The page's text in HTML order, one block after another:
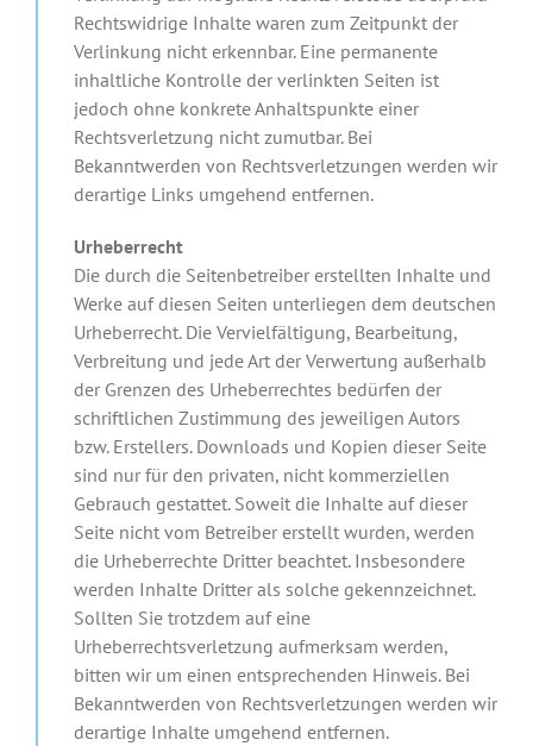
Rechtswidrige Inhalte waren zum Zeitpunkt der
Verlinkung nicht erkennbar. Eine permanente
inhaltliche Kontrolle der verlinkten Seiten ist
jedoch ohne konkrete Anhaltspunkte einer
Rechtsverletzung nicht zumutbar. Bei
Bekanntwerden von Rechtsverletzungen werden wir
derartige Links umgehend entfernen.
Urheberrecht
Die durch die Seitenbetreiber erstellten Inhalte und
Werke auf diesen Seiten unterliegen dem deutschen
Urheberrecht. Die Vervielfältigung, Bearbeitung,
Verbreitung und jede Art der Verwertung außerhalb
der Grenzen des Urheberrechtes bedürfen der
schriftlichen Zustimmung des jeweiligen Autors
bzw. Erstellers. Downloads und Kopien dieser Seite
sind nur für den privaten, nicht kommerziellen
Gebrauch gestattet. Soweit die Inhalte auf dieser
Seite nicht vom Betreiber erstellt wurden, werden
die Urheberrechte Dritter beachtet. Insbesondere
werden Inhalte Dritter als solche gekennzeichnet.
Sollten Sie trotzdem auf eine
Urheberrechtsverletzung aufmerksam werden,
bitten wir um einen entsprechenden Hinweis. Bei
Bekanntwerden von Rechtsverletzungen werden wir
derartige Inhalte umgehend entfernen.